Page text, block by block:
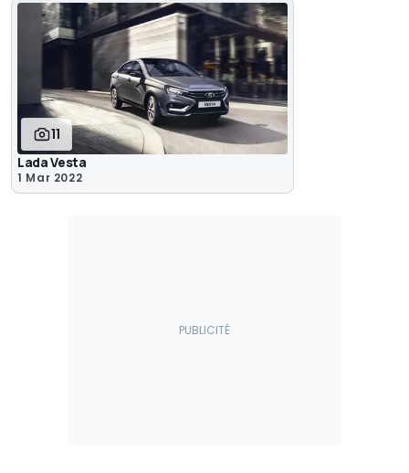
11
Lada Vesta
1 Mar 2022